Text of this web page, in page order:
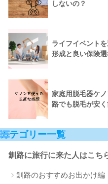
しないの？
ライフイベント
形成と良い保険
家庭用脱毛器ケ
路でも脱毛が安く
カテゴリー一覧
釧路に旅行に来た人はこち
釧路のおすすめお出かけ編